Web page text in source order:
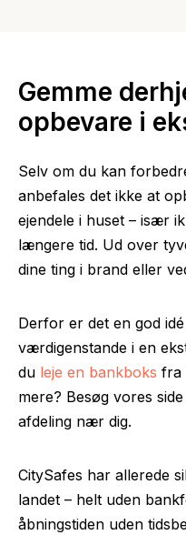
Gemme
opbevare i
Selv om du kan
anbefales det ikke at
ejendele i huset – især
længere tid. Ud over
dine ting i brand eller
Derfor er det en god
værdigenstande i en
du leje en bankboks fra
mere? Besøg vores
afdeling nær dig.
CitySafes har allerede
landet – helt uden
åbningstiden uden